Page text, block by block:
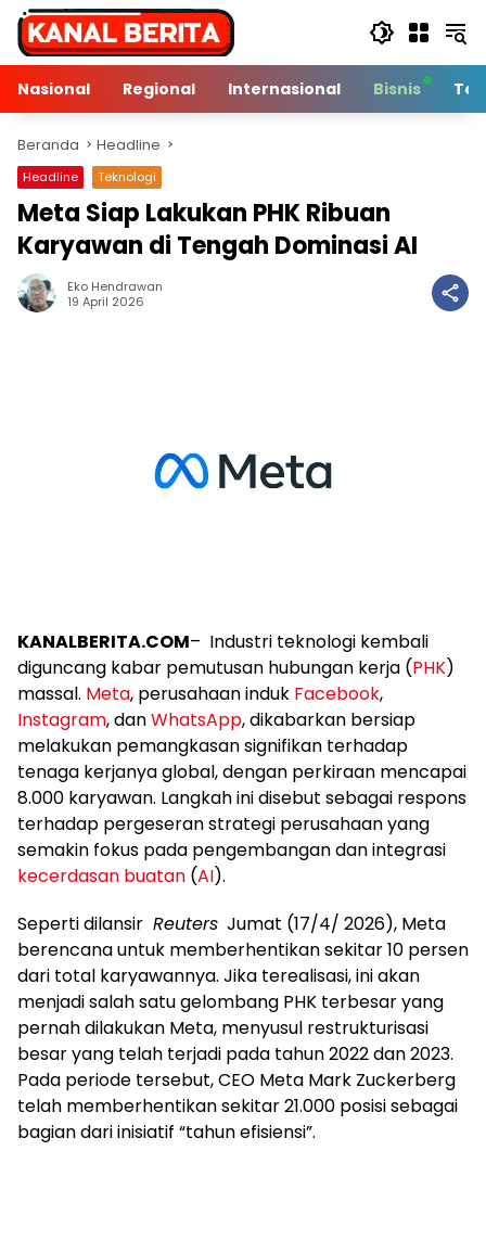
Langsung
konten
Nasional
Regional Internasional Bisnis
Beranda Headline
Headline Teknologi
Meta Siap Lakukan PHK Ribuan
Karyawan di Tengah Dominasi AI
Eko Hendrawan
19 April 2026
KANALBERITA.COM– Industri teknologi kembali
diguncang kabar pemutusan hubungan kerja (PHK)
massal. Meta, perusahaan induk Facebook,
Instagram, danWhatsApp, dikabarkan bersiap
melakukan pemangkasan signifikan terhadap
tenaga kerjanya global, dengan perkiraan mencapai
8.000 karyawan. Langkah ini disebut sebagai respons
terhadap pergeseran strategi perusahaan yang
semakin fokus pada pengembangan dan integrasi
kecerdasan buatan (AI).
Seperti dilansir Reuters Jumat (17/4/ 2026), Meta
berencana untuk memberhentikan sekitar 10 persen
dari total karyawannya. Jika terealisasi, ini akan
menjadi salah satu gelombang PHK terbesar yang
pernah dilakukan Meta, menyusul restrukturisasi
besar yang telah terjadi pada tahun 2022 dan 2023.
Pada periode tersebut, CEO Meta Mark Zuckerberg
telah memberhentikan sekitar 21.000 posisi sebagai
bagian dari inisiatif “tahun efisiensi”.